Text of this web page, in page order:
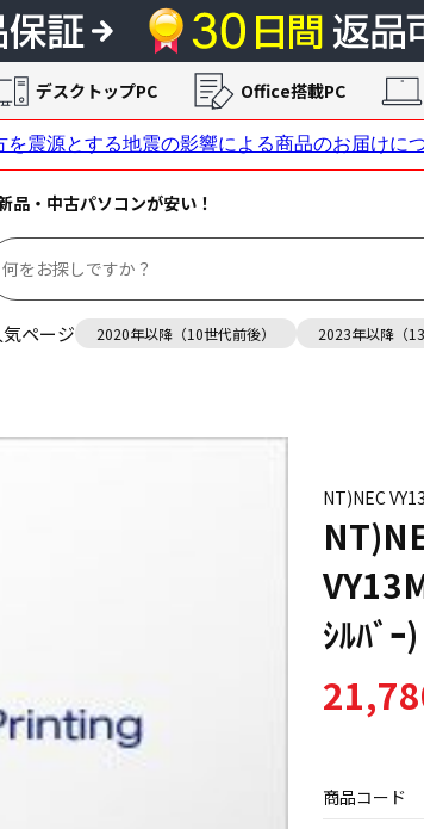
品・中古パソコンが安い！
気ページ 2020年以降（10世代前後） 2023年以降（13
デスクトップPC Office搭載PC
NT)NEC
ｼﾙﾊﾞｰ)
商品コード